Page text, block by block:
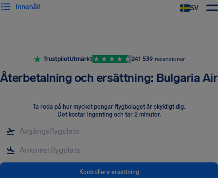
SV
Innehåll
TrustpilotUtmärkt 241 539 recensioner
Återbetalning och ersättning: Bulgaria Air
Ta reda på hur mycket pengar flygbolaget är skyldigt dig.
Det kostar ingenting och tar 2 minuter.
Kontrollera ersättning